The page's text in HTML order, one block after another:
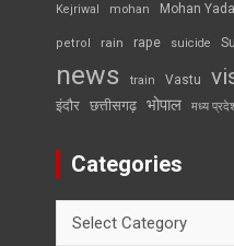
Kejriwal mohan Mohan
petrol rain rape suicide
news
train Vastu
इंदौर छत्तीसगढ़ भोपाल मध्य
Categories